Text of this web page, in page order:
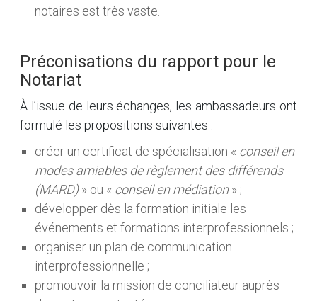
notaires est très vaste.
Préconisations du rapport pour le
Notariat
À l’issue de leurs échanges, les ambassadeurs ont
formulé les propositions suivantes :
créer un certificat de spécialisation « conseil en
modes amiables de règlement des différends
(MARD)» ou « conseil en médiation» ;
développer dès la formation initiale les
événements et formations interprofessionnels ;
organiser un plan de communication
interprofessionnelle ;
promouvoir la mission de conciliateur auprès